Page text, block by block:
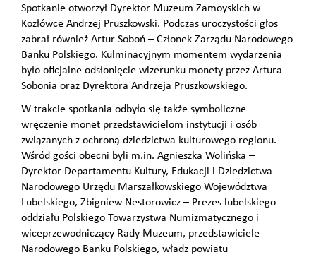
Spotkanie otworzył Dyrektor Muzeum Zamoyskich w
Kozłówce Andrzej Pruszkowski. Podczas uroczystości głos
zabrał również Artur Soboń – Członek Zarządu Narodowego
Banku Polskiego. Kulminacyjnym momentem wydarzenia
było oficjalne odsłonięcie wizerunku monety przez Artura
Sobonia oraz Dyrektora Andrzeja Pruszkowskiego.
W trakcie spotkania odbyło się także symboliczne
wręczenie monet przedstawicielom instytucji i osób
związanych z ochroną dziedzictwa kulturowego regionu.
Wśród gości obecni byli m.in. Agnieszka Wolińska –
Dyrektor Departamentu Kultury, Edukacji i Dziedzictwa
Narodowego Urzędu Marszałkowskiego Województwa
Lubelskiego, Zbigniew Nestorowicz – Prezes lubelskiego
oddziału Polskiego Towarzystwa Numizmatycznego i
wiceprzewodniczący Rady Muzeum, przedstawiciele
Narodowego Banku Polskiego, władz powiatu